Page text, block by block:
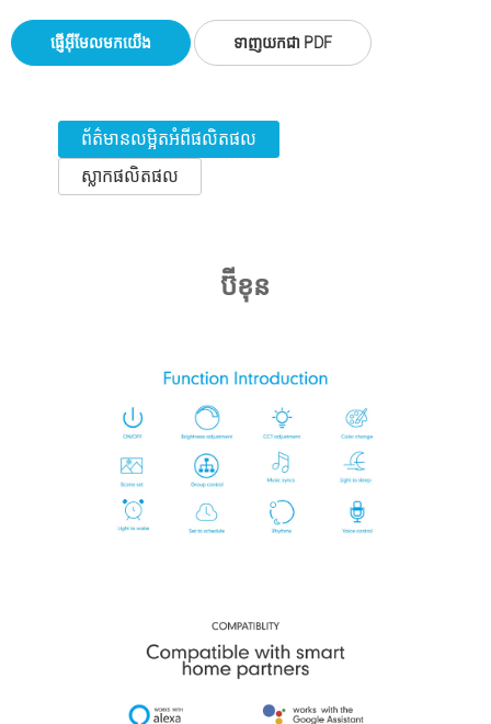
ផ្ញើអ៊ីមែលមកយើង ទាញយកជា PDF
ព័ត៌មានលម្អិតអំពីផលិតផល
ស្លាកផលិតផល
ប៊ីខុន